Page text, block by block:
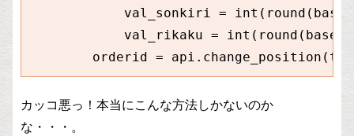
val_sonkiri =
val_rikaku =
カッコ悪っ！本当にこんな方法しかないのか
な・・・。